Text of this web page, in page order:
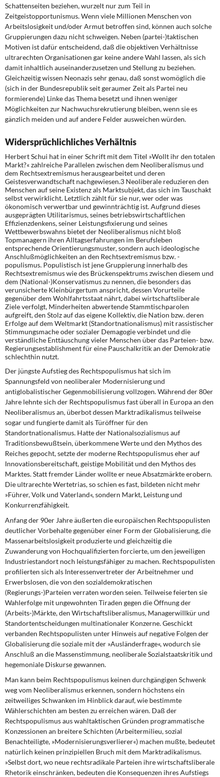
Schattenseiten beziehen, wurzelt nur zum Teil in
Zeitgeistopportunismus. Wenn viele Millionen Menschen von
Arbeitslosigkeit und/oder Armut betroffen sind, können auch solche
Gruppierungen dazu nicht schweigen. Neben (partei-)taktischen
Motiven ist dafür entscheidend, daß die objektiven Verhältnisse
ultrarechten Organisationen gar keine andere Wahl lassen, als sich
damit inhaltlich auseinanderzusetzen und Stellung zu beziehen.
Gleichzeitig wissen Neonazis sehr genau, daß sonst womöglich die
(sich in der Bundesrepublik seit geraumer Zeit als Partei neu
formierende) Linke das Thema besetzt und ihnen weniger
Möglichkeiten zur Nachwuchsrekrutierung bleiben, wenn sie es
gänzlich meiden und auf andere Felder ausweichen würden.
Widersprüchlichliches Verhältnis
Herbert Schui hat in einer Schrift mit dem Titel »Wollt ihr den totalen
Markt?« zahlreiche Parallelen zwischen dem Neoliberalismus und
dem Rechtsextremismus herausgearbeitet und deren
Geistesverwandtschaft nachgewiesen.3 Neoliberale reduzieren den
Menschen auf seine Existenz als Marktsubjekt, das sich im Tauschakt
selbst verwirklicht. Letztlich zählt für sie nur, wer oder was
ökonomisch verwertbar und gewinnträchtig ist. Aufgrund dieses
ausgeprägten Utilitarismus, seines betriebswirtschaftlichen
Effizienzdenkens, seiner Leistungsfixierung und seines
Wettbewerbswahns bietet der Neoliberalismus nicht bloß
Topmanagern ihren Alltagserfahrungen im Berufsleben
entsprechende Orientierungsmuster, sondern auch ideologische
Anschlußmöglichkeiten an den Rechtsextremismus bzw. -
populismus. Populistisch ist jene Gruppierung innerhalb des
Rechtsextremismus wie des Brückenspektrums zwischen diesem und
dem (National-)Konservatismus zu nennen, die besonders das
verunsicherte Kleinbürgertum anspricht, dessen Vorurteile
gegenüber dem Wohlfahrtsstaat nährt, dabei wirtschaftsliberale
Ziele verfolgt, Minderheiten abwertende Stammtischparolen
aufgreift, den Stolz auf das eigene Kollektiv, die Nation bzw. deren
Erfolge auf dem Weltmarkt (Standortnationalismus) mit rassistischer
Stimmungsmache oder sozialer Demagogie verbindet und die
verständliche Enttäuschung vieler Menschen über das Parteien- bzw.
Regierungsestablishment für eine Pauschalkritik an der Demokratie
schlechthin nutzt.
Der jüngste Aufstieg des Rechtspopulismus hat sich im
Spannungsfeld von neoliberaler Modernisierung und
antiglobalistischer Gegenmobilisierung vollzogen. Während der 80er
Jahre lehnte sich der Rechtspopulismus fast überall in Europa an den
Neoliberalismus an, überbot dessen Marktradikalismus teilweise
sogar und fungierte damit als Türöffner für den
Standortnationalismus. Hatte der Nationalsozialismus auf
Traditionsbewußtsein, überkommene Werte und den Mythos des
Reiches gepocht, setzte der moderne Rechtspopulismus eher auf
Innovationsbereitschaft, geistige Mobilität und den Mythos des
Marktes. Statt fremder Länder wollte er neue Absatzmärkte erobern.
Die ultrarechte Wertetrias, so schien es fast, bildeten nicht mehr
»Führer, Volk und Vaterland«, sondern Markt, Leistung und
Konkurrenzfähigkeit.
Anfang der 90er Jahre äußerten die europäischen Rechtspopulisten
deutlicher Vorbehalte gegenüber einer Form der Globalisierung, die
Massenarbeitslosigkeit produzierte und gleichzeitig die
Zuwanderung von Hochqualifizierten forcierte, um den jeweiligen
Industriestandort noch leistungsfähiger zu machen. Rechtspopulisten
profilierten sich als Interessenvertreter der Arbeitnehmer und
Erwerbslosen, die von den sozialdemokratischen
(Regierungs-)Parteien verraten worden seien. Teilweise feierten sie
Wahlerfolge mit ungewohnten Tiraden gegen die Öffnung der
(Arbeits-)Märkte, den Wirtschaftsliberalismus, Managerwillkür und
Standortentscheidungen multinationaler Konzerne. Geschickt
verbanden Rechtspopulisten unter Hinweis auf negative Folgen der
Globalisierung die soziale mit der »Ausländerfrage«, wodurch sie
Anschluß an die Massenstimmung, neoliberale Sozialstaatskritik und
hegemoniale Diskurse gewannen.
Man kann beim Rechtspopulismus keinen durchgängigen Schwenk
weg vom Neoliberalismus erkennen, sondern höchstens ein
zeitweiliges Schwanken im Hinblick darauf, wie bestimmte
Wählerschichten am besten zu erreichen wären. Daß der
Rechtspopulismus aus wahltaktischen Gründen programmatische
Konzessionen an breitere Schichten (Arbeitermilieu, sozial
Benachteiligte, »Modernisierungsverlierer«) machen mußte, bedeutet
natürlich keinen prinzipiellen Bruch mit dem Marktradikalismus.
»Selbst dort, wo neue rechtsradikale Parteien ihre wirtschaftsliberale
Rhetorik einschränken, bedeuten die Konsequenzen ihres Aufstiegs